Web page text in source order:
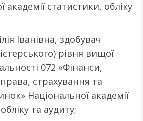
академії статистики, обліку
Іванівна, здобувач
рівня вищої
072 «Фінанси,
страхування та
Національної академії
та аудиту;